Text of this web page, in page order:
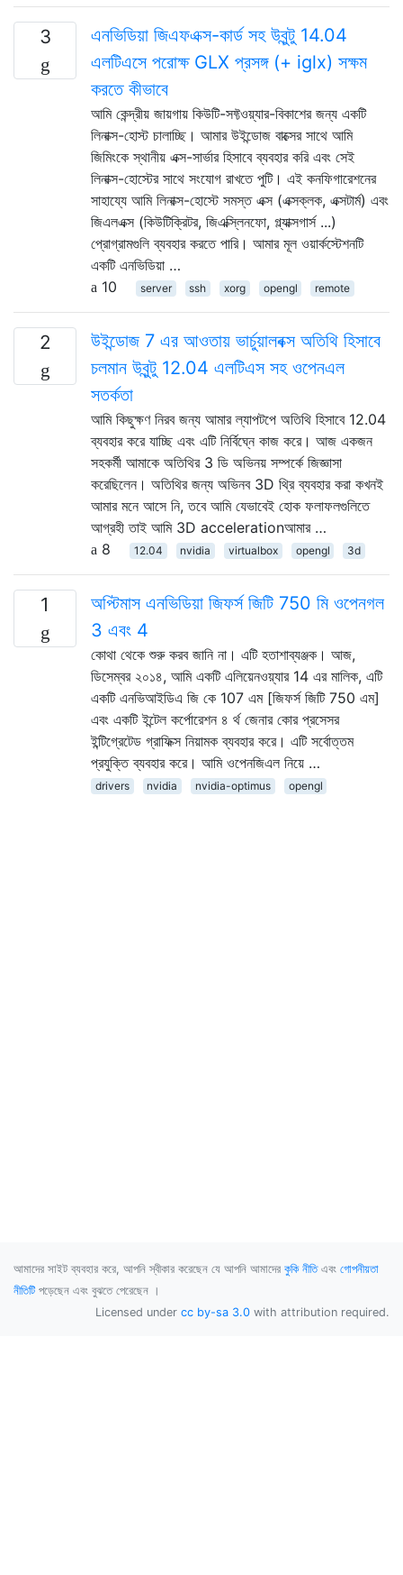
3
এনভিডিয়া জিএফএক্স-কার্ড সহ উবুন্টু 14.04
এলটিএসে পরোক্ষ GLX প্রসঙ্গ (+ iglx) সক্ষম
করতে কীভাবে
আমি কেন্দ্রীয় জায়গায় কিউটি-সফ্টওয়্যার-বিকাশের জন্য একটি
লিনাক্স-হোস্ট চালাচ্ছি। আমার উইন্ডোজ বাক্সের সাথে আমি
জিমিংকে স্থানীয় এক্স-সার্ভার হিসাবে ব্যবহার করি এবং সেই
লিনাক্স-হোস্টের সাথে সংযোগ রাখতে পুটি। এই কনফিগারেশনের
সাহায্যে আমি লিনাক্স-হোস্টে সমস্ত এক্স (এক্সক্লক, এক্সটার্ম) এবং
জিএলএক্স (কিউটিক্রিটর, জিএক্স্লিনফো, গ্ল্যাক্সগার্স ...)
প্রোগ্রামগুলি ব্যবহার করতে পারি। আমার মূল ওয়ার্কস্টেশনটি
একটি এনভিডিয়া …
10
server ssh xorg opengl remote
2
উইন্ডোজ 7 এর আওতায় ভার্চুয়ালবক্স অতিথি হিসাবে
চলমান উবুন্টু 12.04 এলটিএস সহ ওপেনএল
সতর্কতা
আমি কিছুক্ষণ নিরব জন্য আমার ল্যাপটপে অতিথি হিসাবে 12.04
ব্যবহার করে যাচ্ছি এবং এটি নির্বিঘ্নে কাজ করে। আজ একজন
সহকর্মী আমাকে অতিথির 3 ডি অভিনয় সম্পর্কে জিজ্ঞাসা
করেছিলেন। অতিথির জন্য অভিনব 3D থ্রি ব্যবহার করা কখনই
আমার মনে আসে নি, তবে আমি যেভাবেই হোক ফলাফলগুলিতে
আগ্রহী তাই আমি 3D accelerationআমার …
8
12.04 nvidia virtualbox opengl 3d
1
অপ্টিমাস এনভিডিয়া জিফর্স জিটি 750 মি ওপেনগল
3 এবং 4
কোথা থেকে শুরু করব জানি না। এটি হতাশাব্যঞ্জক। আজ,
ডিসেম্বর ২০১৪, আমি একটি এলিয়েনওয়্যার 14 এর মালিক, এটি
একটি এনভিআইডিএ জি কে 107 এম [জিফর্স জিটি 750 এম]
এবং একটি ইন্টেল কর্পোরেশন ৪ র্থ জেনার কোর প্রসেসর
ইন্টিগ্রেটেড গ্রাফিক্স নিয়ামক ব্যবহার করে। এটি সর্বোত্তম
প্রযুক্তি ব্যবহার করে। আমি ওপেনজিএল নিয়ে …
drivers nvidia nvidia-optimus opengl
আমাদের সাইট ব্যবহার করে, আপনি স্বীকার করেছেন যে আপনি আমাদের কুকি নীতিএবং গোপনীয়তা
নীতিটি পড়েছেন এবং বুঝতে পেরেছেন ।
Licensed under cc by-sa 3.0 with attribution required.